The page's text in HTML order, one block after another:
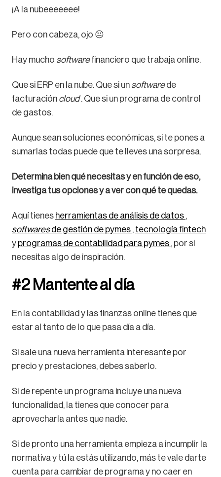
¡A la nubeeeeeee!
Pero con cabeza, ojo 😐
Hay mucho softwarefinanciero que trabaja online.
Que si ERP en la nube. Que si un softwarede
facturación cloud. Que si un programa de control
de gastos.
Aunque sean soluciones económicas, si te pones a
sumarlas todas puede que te lleves una sorpresa.
Determina bien qué necesitas y en función de eso,
investiga tus opciones y a ver con qué te quedas.
Aquí tienes herramientas de análisis de datos ,
softwaresde gestión de pymes , tecnología fintech
y programas de contabilidad para pymes , por si
necesitas algo de inspiración.
#2 Mantente al día
En la contabilidad y las finanzas online tienes que
estar al tanto de lo que pasa día a día.
Si sale una nueva herramienta interesante por
precio y prestaciones, debes saberlo.
Si de repente un programa incluye una nueva
funcionalidad, la tienes que conocer para
aprovecharla antes que nadie.
Si de pronto una herramienta empieza a incumplir la
normativa y tú la estás utilizando, más te vale darte
cuenta para cambiar de programa y no caer en